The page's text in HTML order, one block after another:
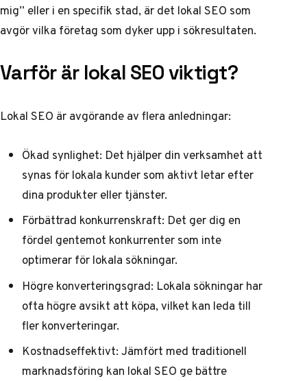
mig” eller i en specifik stad, är det lokal SEO som
avgör vilka företag som dyker upp i sökresultaten.
Varför är lokal SEO viktigt?
Lokal SEO är avgörande av flera anledningar:
Ökad synlighet: Det hjälper din verksamhet att
synas för lokala kunder som aktivt letar efter
dina produkter eller tjänster.
Förbättrad konkurrenskraft: Det ger dig en
fördel gentemot konkurrenter som inte
optimerar för lokala sökningar.
Högre konverteringsgrad: Lokala sökningar har
ofta högre avsikt att köpa, vilket kan leda till
fler konverteringar.
Kostnadseffektivt: Jämfört med traditionell
marknadsföring kan lokal SEO ge bättre